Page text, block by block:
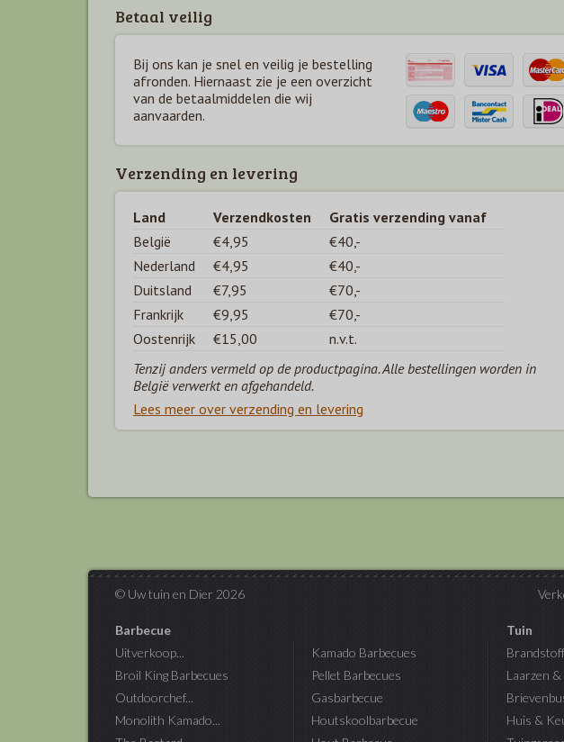
Betaal veilig
Bij ons kan je snel en veilig je bestelling
afronden. Hiernaast zie je een overzicht
van de betaalmiddelen die wij
aanvaarden.
Verzending en levering
Land Verzendkosten
Gratis verzending vanaf
België
€4,95
€40,-
Nederland
€4,95
€40,-
Duitsland
€7,95
€70,-
Frankrijk
€9,95
€70,-
Oostenrijk
€15,00
n.v.t.
Tenzij anders vermeld op de productpagina. Alle bestellingen worden in
België verwerkt en afgehandeld.
Lees meer over verzending en levering
© Uw tuin en Dier 2026
Barbecue
Uitverkoop...
Broil King Barbecues
Outdoorchef...
Monolith Kamado...
Kamado Barbecues
Pellet Barbecues
Gasbarbecue
Houtskoolbarbecue
Tuin
Laarzen
Huis &